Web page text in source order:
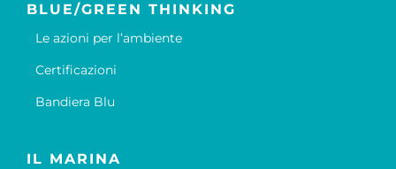
BLUE/GREEN THINKING
Le azioni per l’ambiente
Certificazioni
Bandiera Blu
IL MARINA